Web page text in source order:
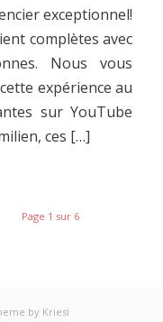
exceptionnel!
complètes avec
Nous vous
expérience au
sur YouTube
ces […]
Page 1 sur 6
by Kriesi